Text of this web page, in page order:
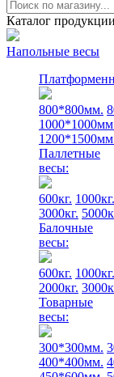
Каталог продукции
Напольные весы
800*800мм.
Паллетные
весы:
600кг. 1000кг.
3000кг.
Балочные
весы:
600кг. 1000кг.
2000кг.
Товарные
весы:
300*300мм.
400*400мм.